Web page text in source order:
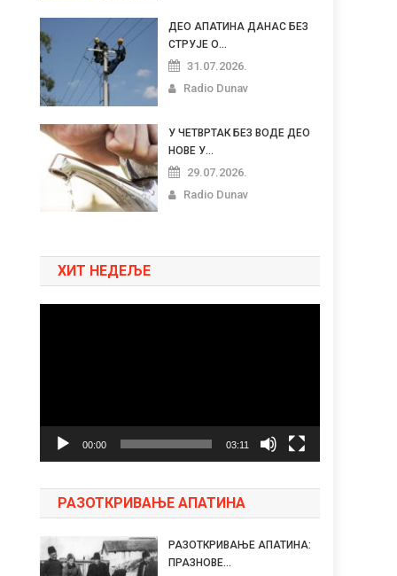
ДЕО АПАТИНА ДАНАС БЕЗ
СТРУЈЕ О...
31.07.2026.
Radio Dunav
У ЧЕТВРТАК БЕЗ ВОДЕ ДЕО
НОВЕ У...
29.07.2026.
Radio Dunav
ХИТ НЕДЕЉЕ
00:00 03:11
РАЗОТКРИВАЊЕ АПАТИНА
РАЗОТКРИВАЊЕ АПАТИНА:
ПРАЗНОВЕ...